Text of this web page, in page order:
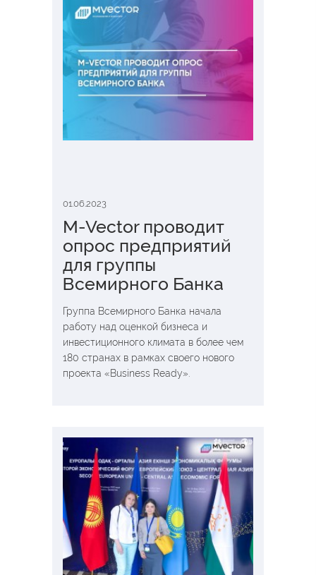
01.06.2023
M-Vector проводит
опрос предприятий
для группы
Всемирного Банка
Группа Всемирного Банка начала
работу над оценкой бизнеса и
инвестиционного климата в более чем
180 странах в рамках своего нового
проекта «Business Ready».